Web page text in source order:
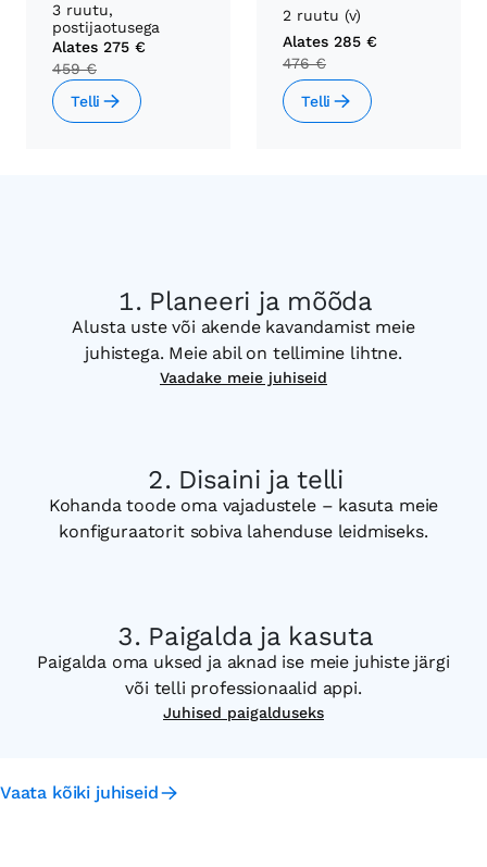
3 ruutu,
postijaotusega
Alates 275 €
459 €
Telli
2 ruutu (v)
Alates 285 €
476 €
Telli
Planeeri ja mõõda
Alusta uste või akende kavandamist meie
juhistega. Meie abil on tellimine lihtne.
Vaadake meie juhiseid
Disaini ja telli
Kohanda toode oma vajadustele – kasuta meie
konfiguraatorit sobiva lahenduse leidmiseks.
Paigalda ja kasuta
Paigalda oma uksed ja aknad ise meie juhiste järgi
või telli professionaalid appi.
Juhised paigalduseks
Vaata kõiki juhiseid